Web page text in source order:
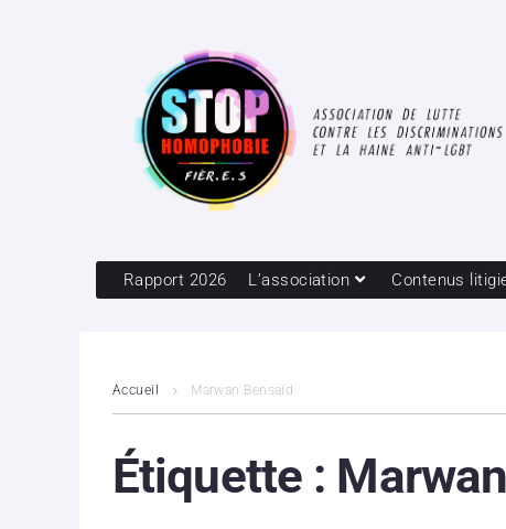
Rapport 2026 L’association Contenus
Accueil Marwan Bensaïd
Étiquette :